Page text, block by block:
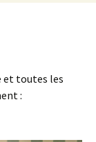
et toutes les
: